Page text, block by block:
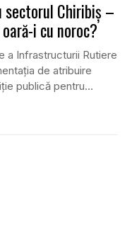
sectorul Chiribiș –
i cu noroc?
a Infrastructurii Rutiere
de atribuire
publică pentru